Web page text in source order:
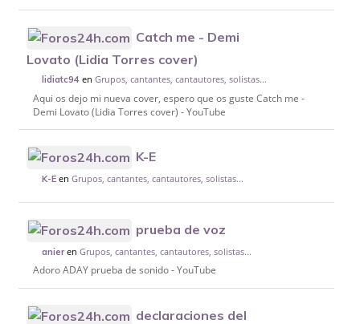
Catch me - Demi
Lovato (Lidia Torres cover)
lidiatc94 enGrupos, cantantes, cantautores, solistas...
Aqui os dejo mi nueva cover, espero que os guste Catch me -
Demi Lovato (Lidia Torres cover) - YouTube
K-E
K-E enGrupos, cantantes, cantautores, solistas...
prueba de voz
anierenGrupos, cantantes, cantautores, solistas...
Adoro ADAY prueba de sonido - YouTube
declaraciones del